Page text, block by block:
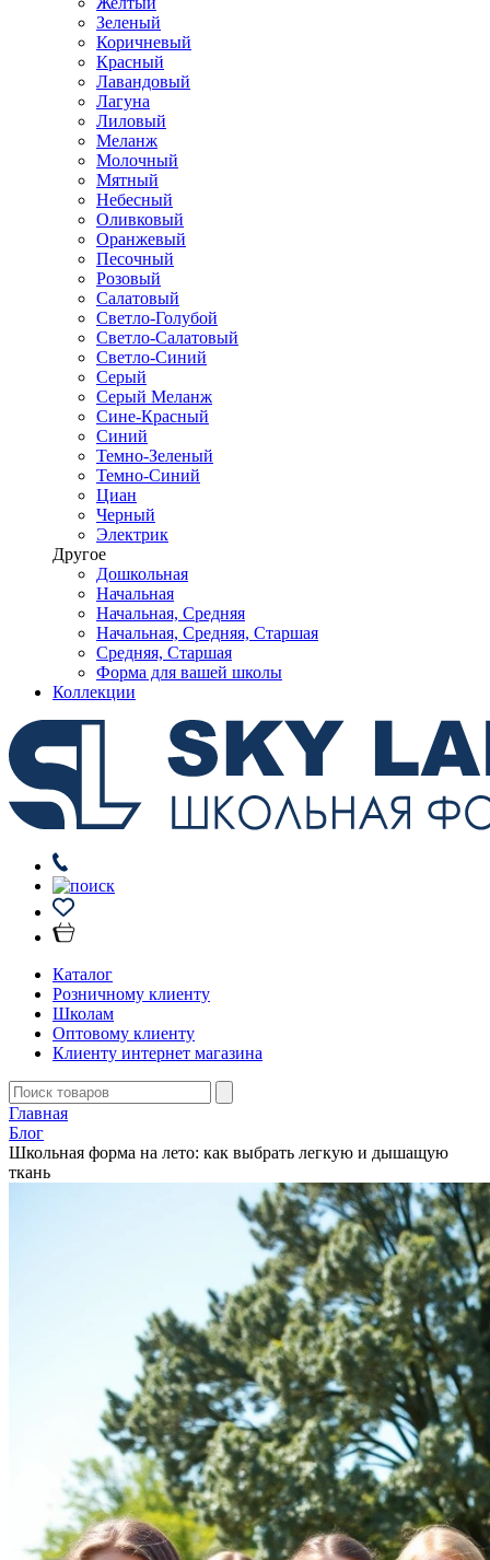
Зеленый
Коричневый
Красный
Лавандовый
Лагуна
Лиловый
Меланж
Молочный
Мятный
Небесный
Оливковый
Оранжевый
Песочный
Розовый
Салатовый
Светло-Голубой
Светло-Салатовый
Светло-Синий
Серый
Серый Меланж
Сине-Красный
Синий
Темно-Зеленый
Темно-Синий
Циан
Черный
Электрик
Другое
Дошкольная
Начальная
Начальная, Средняя
Начальная, Средняя, Старшая
Средняя, Старшая
Форма для вашей школы
Коллекции
Каталог
Розничному клиенту
Школам
Оптовому клиенту
Клиенту интернет магазина
Главная
Блог
Школьная форма на лето: как выбрать легкую и дышащую
ткань